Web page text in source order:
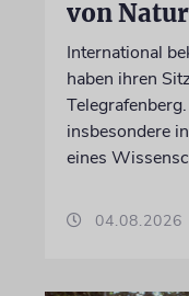
von
International
haben ihren
insbesondere
eines
04.08.2026